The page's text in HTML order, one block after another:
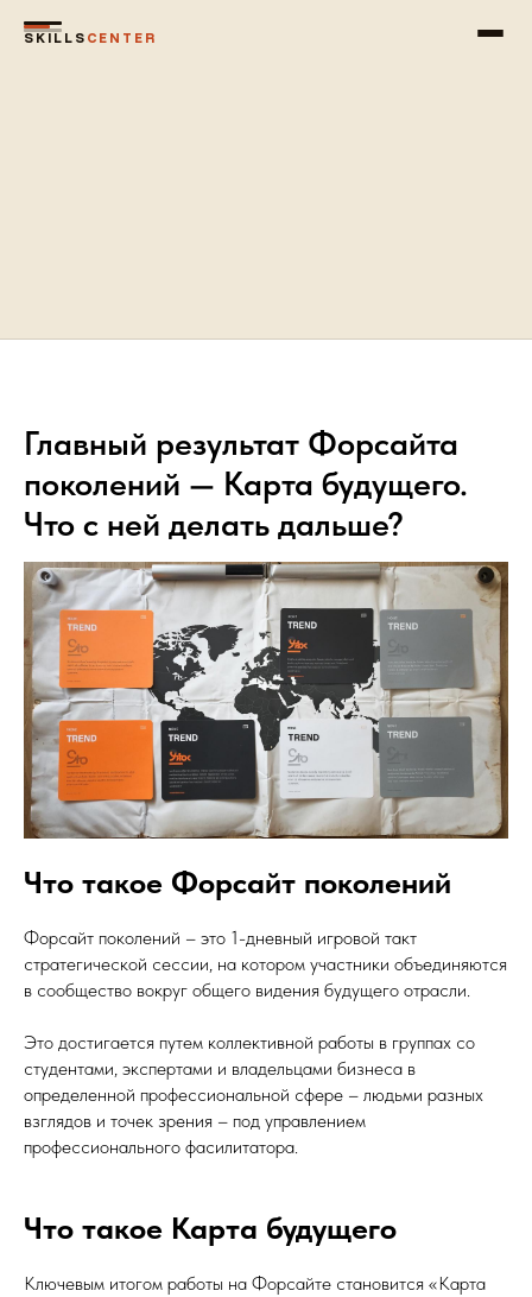
SKILLS CENTER
Главный результат Форсайта
поколений — Карта будущего.
Что с ней делать дальше?
Что такое Форсайт поколений
Форсайт поколений – это 1-дневный игровой такт
стратегической сессии, на котором участники объединяются
в сообщество вокруг общего видения будущего отрасли.
Это достигается путем коллективной работы в группах со
студентами, экспертами и владельцами бизнеса в
определенной профессиональной сфере – людьми разных
взглядов и точек зрения – под управлением
профессионального фасилитатора.
Что такое Карта будущего
Ключевым итогом работы на Форсайте становится «Карта